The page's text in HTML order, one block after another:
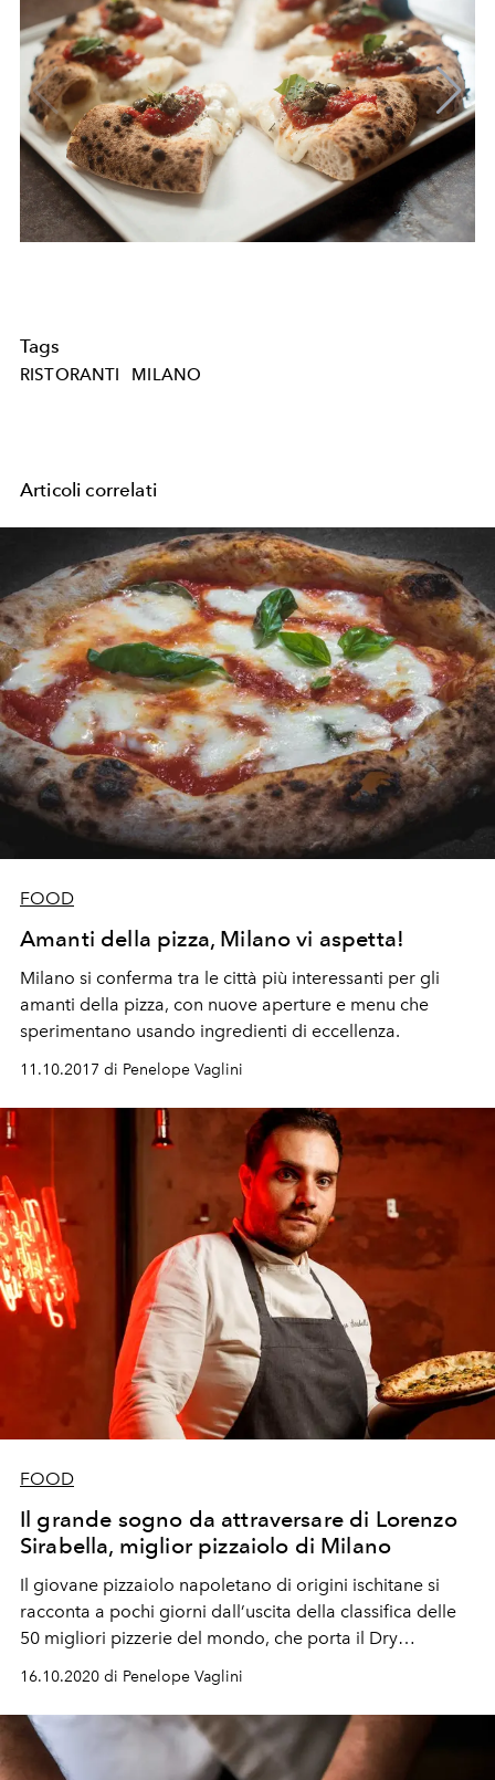
Tags
RISTORANTI MILANO
Articoli correlati
FOOD
Amanti della pizza, Milano vi aspetta!
Milano si conferma tra le città più interessanti per gli
amanti della pizza, con nuove aperture e menu che
sperimentano usando ingredienti di eccellenza.
11.10.2017 di Penelope Vaglini
FOOD
Il grande sogno da attraversare di Lorenzo
Sirabella, miglior pizzaiolo di Milano
Il giovane pizzaiolo napoletano di origini ischitane si
racconta a pochi giorni dall’uscita della classifica delle
50 migliori pizzerie del mondo, che porta il Dry
all’ottavo posto.
16.10.2020 di Penelope Vaglini